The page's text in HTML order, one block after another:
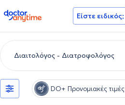
doctoranytime Είστε ειδικός;
DO+ Προνομιακές τιμές